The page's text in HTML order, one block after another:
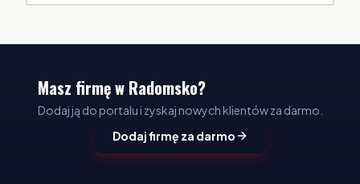
Masz firmę w Radomsko?
Dodaj ją do portalu i zyskaj nowych klientów za darmo.
Dodaj firmę za darmo